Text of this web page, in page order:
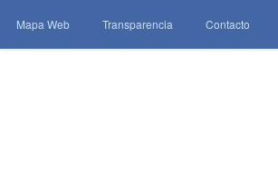
Mapa Web Transparencia Contacto